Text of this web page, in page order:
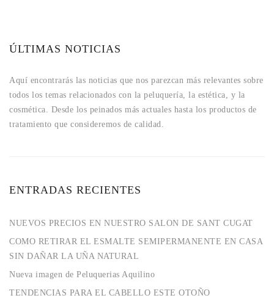
ÚLTIMAS NOTICIAS
Aquí encontrarás las noticias que nos parezcan más relevantes sobre
todos los temas relacionados con la peluquería, la estética, y la
cosmética. Desde los peinados más actuales hasta los productos de
tratamiento que consideremos de calidad.
ENTRADAS RECIENTES
NUEVOS PRECIOS EN NUESTRO SALON DE SANT CUGAT
COMO RETIRAR EL ESMALTE SEMIPERMANENTE EN CASA
SIN DAÑAR LA UÑA NATURAL
Nueva imagen de Peluquerias Aquilino
TENDENCIAS PARA EL CABELLO ESTE OTOÑO